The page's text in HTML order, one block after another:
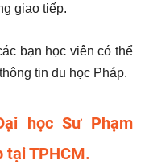
giao tiếp.
bạn học viên có thể
tin du học Pháp.
học Sư Phạm
tại TPHCM.